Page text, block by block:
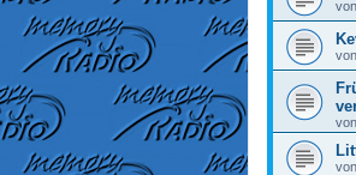
von
von
von
von